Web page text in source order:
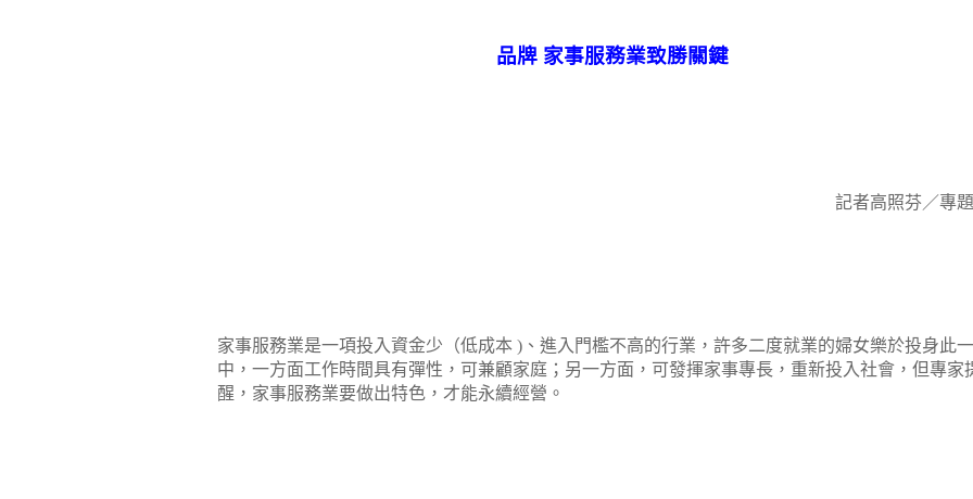
品牌 家事服務業致勝關鍵
記者高照芬／專
家事服務業是一項投入資金少（低成本)、進入門檻不高的行業，許多二度就業的婦女樂於投身此
中，一方面工作時間具有彈性，可兼顧家庭；另一方面，可發揮家事專長，重新投入社會，但專家
醒，家事服務業要做出特色，才能永續經營。